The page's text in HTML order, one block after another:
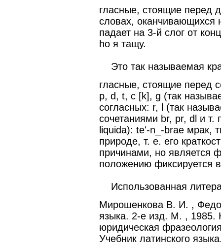
гласные, стоящие перед
словах, оканчивающихся
падает на 3-й слог от
ho я тащу.
Это так называемая
гласные, стоящие перед
p, d, t, c [k], g (так
согласных: r, l (так
сочетаниями br, pr, dl и
liquida): te'-n_-brae мрак,
природе, т. е. его
причинами, но является
положению фиксируется
Использованная
Мирошенкова В. И. ,
языка. 2-е изд. М. , 1985.
юридическая
Учебник латинского